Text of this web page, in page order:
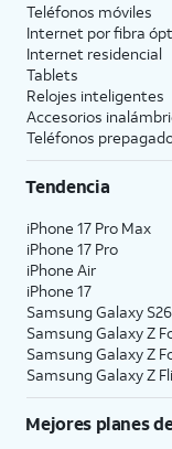
Teléfonos móviles
Internet por fibra
Internet residencial
Tablets
Relojes inteligentes
Accesorios
Teléfonos
Tendencia
iPhone 17 Pro Max
iPhone 17 Pro
iPhone Air
iPhone 17
Samsung Galaxy
Samsung Galaxy Z
Samsung Galaxy Z
Samsung Galaxy Z
Mejores planes